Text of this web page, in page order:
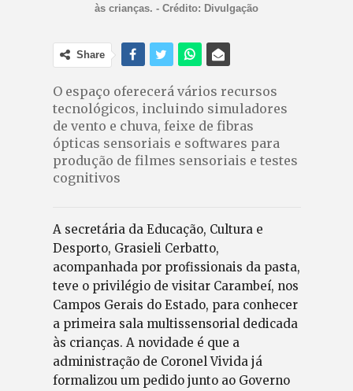
às crianças. - Crédito: Divulgação
Share
O espaço oferecerá vários recursos
tecnológicos, incluindo simuladores
de vento e chuva, feixe de fibras
ópticas sensoriais e softwares para
produção de filmes sensoriais e testes
cognitivos
A secretária da Educação, Cultura e
Desporto, Grasieli Cerbatto,
acompanhada por profissionais da pasta,
teve o privilégio de visitar Carambeí, nos
Campos Gerais do Estado, para conhecer
a primeira sala multissensorial dedicada
às crianças. A novidade é que a
administração de Coronel Vivida já
formalizou um pedido junto ao Governo